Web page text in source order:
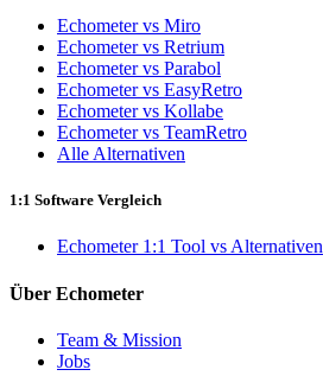
Echometer vs Miro
Echometer vs Retrium
Echometer vs Parabol
Echometer vs EasyRetro
Echometer vs Kollabe
Echometer vs TeamRetro
Alle Alternativen
1:1 Software Vergleich
Echometer 1:1 Tool vs Alternativen
Über Echometer
Team & Mission
Jobs